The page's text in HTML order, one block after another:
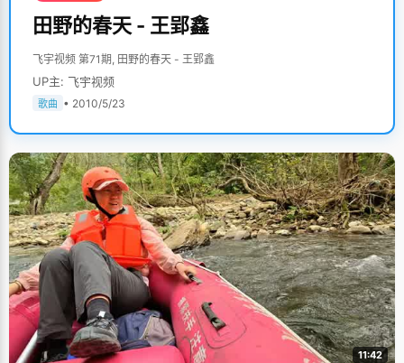
田野的春天 - 王郢鑫
飞宇视频 第71期, 田野的春天 - 王郢鑫
UP主: 飞宇视频
歌曲 • 2010/5/23
11:42